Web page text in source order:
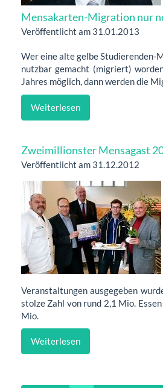
Mensakarten-Migration nur
Veröffentlicht am 31.01.2013
Wer eine alte gelbe Studierenden-
nutzbar gemacht (migriert)
Jahres möglich, dann werden die
Weiterlesen
Zweimillionster Mensagast
Veröffentlicht am 31.12.2012
Veranstaltungen ausgegeben
stolze Zahl von rund 2,1 Mio.
Mio.
Weiterlesen